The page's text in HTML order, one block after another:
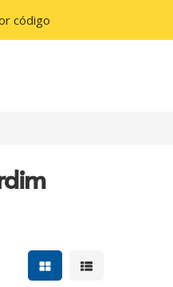
Mostrar resultados
Mostrar